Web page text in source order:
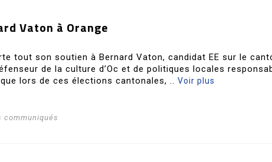
Vaton à Orange
tout son soutien à Bernard Vaton, candidat EE sur le
de la culture d’Oc et de politiques locales
lors de ces élections cantonales, .. Voir plus
communiqués